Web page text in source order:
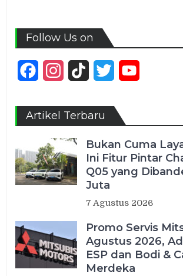
Follow Us on
FacebookInstagram
TikTok Twitter
Artikel Terbaru
Bukan Cuma
Ini Fitur Pintar
Q05 yang
Juta
7 Agustus 2026
Promo Servis
Agustus 2026,
ESP dan Bodi &
Merdeka